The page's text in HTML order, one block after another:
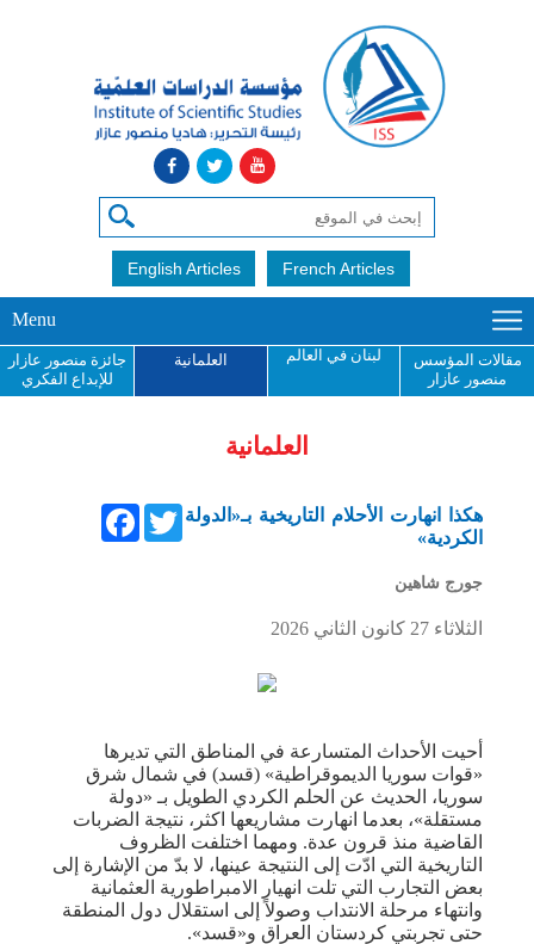
English Articles French Articles
Menu
مقالات المؤسس
منصور عازار
لبنان في العالم العلمانية
جائزة منصور عازار
للإبداع الفكري
العلمانية
FacebookTwitter هكذا انهارت الأحلام التاريخية بـ«الدولة
الكردية»
جورج شاهين
الثلاثاء 27 كانون الثاني 2026
أحيت الأحداث المتسارعة في المناطق التي تديرها
«قوات سوريا الديموقراطية» (قسد) في شمال شرق
سوريا، الحديث عن الحلم الكردي الطويل بـ «دولة
مستقلة»، بعدما انهارت مشاريعها اكثر، نتيجة الضربات
القاضية منذ قرون عدة. ومهما اختلفت الظروف
التاريخية التي ادّت إلى النتيجة عينها، لا بدّ من الإشارة إلى
بعض التجارب التي تلت انهيار الامبراطورية العثمانية
وانتهاء مرحلة الانتداب وصولاً إلى استقلال دول المنطقة
حتى تجربتي كردستان العراق و«قسد».